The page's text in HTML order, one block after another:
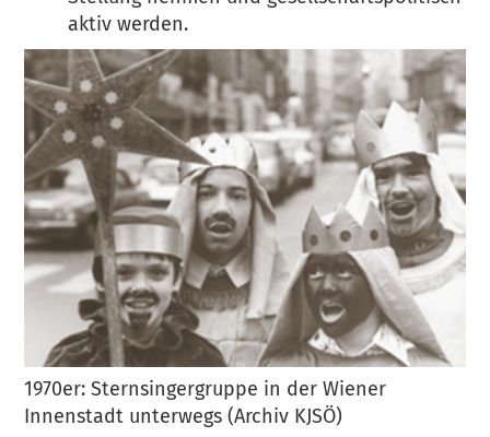
aktiv werden.
1970er: Sternsingergruppe in der Wiener
Innenstadt unterwegs (Archiv KJSÖ)